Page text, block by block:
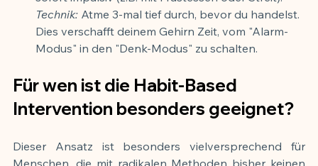
Technik: Atme 3-mal tief durch, bevor du handelst.
Dies verschafft deinem Gehirn Zeit, vom "Alarm-
Modus" in den "Denk-Modus" zu schalten.
Für wen ist die Habit-Based
Intervention besonders geeignet?
Dieser Ansatz ist besonders vielversprechend für
Menschen, die mit radikalen Methoden bisher keinen